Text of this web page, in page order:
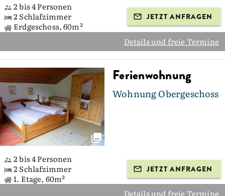
2 bis 4 Personen
2 Schlafzimmer
Erdgeschoss, 60m²
JETZT ANFRAGEN
Details und freie Termine
Ferienwohnung
Wohnung Obergeschoss
2 bis 4 Personen
2 Schlafzimmer
1. Etage, 60m²
JETZT ANFRAGEN
Details und freie Termine